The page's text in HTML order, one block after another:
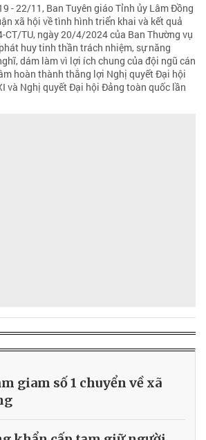
- 22/11, Ban Tuyên giáo Tỉnh ủy Lâm Đồng
xã hội về tình hình triển khai và kết quả
CT/TU, ngày 20/4/2024 của Ban Thường vụ
huy tinh thần trách nhiệm, sự năng
dám làm vì lợi ích chung của đội ngũ cán
hoàn thành thắng lợi Nghị quyết Đại hội
và Nghị quyết Đại hội Đảng toàn quốc lần
giam số 1 chuyển về xã